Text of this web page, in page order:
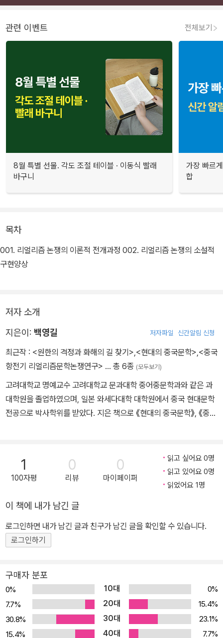
관련 이벤트 전체보기
8월 특별 선물. 각도 조절 테이블 · 이동식 빨래
바구니
가장 빠르
합
목차
001. 리얼리즘 논쟁의 이론적 전개과정 002. 리얼리즘 논쟁의 소설적
구현양상
저자 소개
지은이: 백영길 저자파일 신간알림 신청
최근작 : <원한의 격정과 화해의 길 찾기>,<현대의 중국문학>,<중국
항전기 리얼리즘문학논쟁연구> … 총 6종 (모두보기)
고려대학교 명예교수 고려대학교 문과대학 중어중문학과와 같은 과
대학원을 졸업하였으며, 일본 와세다대학 대학원에서 중국 현대문학
전공으로 박사학위를 받았다. 지은 책으로 《현대의 중국문학》, 《중국
城記》의 종교적 상징성〉, 〈魯迅·周作人형제 불화의 종교적 해석〉
등이 있다.
1
100자평
0
리뷰
0
마이페이퍼
읽고 싶어요 0명
읽고 있어요 0명
읽었어요 1명
이 책에 내가 남긴 글
로그인하면 내가 남긴 글과 친구가 남긴 글을 확인할 수 있습니다.
로그인하기
구매자 분포
0% 10대
0%
7.7%
20대
15.4%
30.8%
30대
23.1%
15.4%
40대
7.7%